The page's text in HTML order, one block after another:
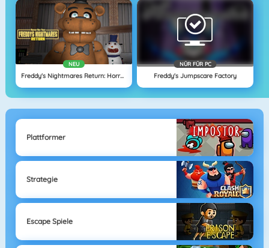
NEU
Freddy's Nightmares Return: Horror New Year
NÜR FÜR PC
Freddy's Jumpscare Factory
Plattformer
Strategie
Escape Spiele